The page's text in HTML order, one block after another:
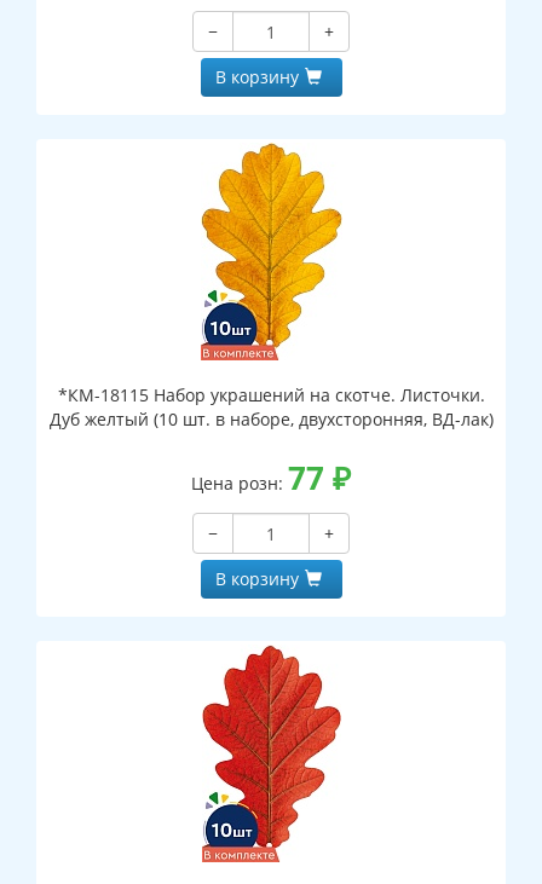
−
+
В корзину
*КМ-18115 Набор украшений на скотче. Листочки.
Дуб желтый (10 шт. в наборе, двухсторонняя, ВД-лак)
Цена розн: 77 ₽
−
+
В корзину